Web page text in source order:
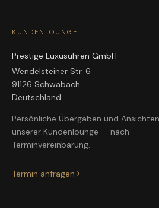
KUNDENLOUNGE
Prestige Luxusuhren GmbH
Wendelsteiner Str. 6
91126 Schwabach
Deutschland
Persönliche Übergaben und
unserer Kundenlounge — nach
Terminvereinbarung.
Termin anfragen